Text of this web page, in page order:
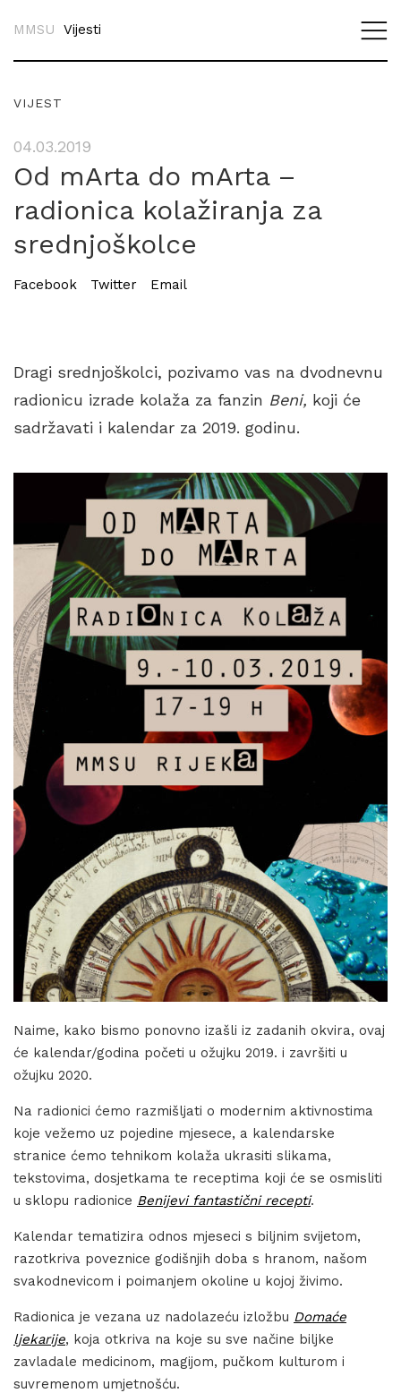
MMSU Vijesti
VIJEST
04.03.2019
Od mArta do mArta –
radionica kolažiranja za
srednjoškolce
Facebook Twitter Email
Dragi srednjoškolci, pozivamo vas na dvodnevnu
radionicu izrade kolaža za fanzin Beni, koji će
sadržavati i kalendar za 2019. godinu.
Naime, kako bismo ponovno izašli iz zadanih okvira, ovaj
će kalendar/godina početi u ožujku 2019. i završiti u
ožujku 2020.
Na radionici ćemo razmišljati o modernim aktivnostima
koje vežemo uz pojedine mjesece, a kalendarske
stranice ćemo tehnikom kolaža ukrasiti slikama,
tekstovima, dosjetkama te receptima koji će se osmisliti
u sklopu radionice Benijevi fantastični recepti.
Kalendar tematizira odnos mjeseci s biljnim svijetom,
razotkriva poveznice godišnjih doba s hranom, našom
svakodnevicom i poimanjem okoline u kojoj živimo.
Radionica je vezana uz nadolazeću izložbu Domaće
ljekarije, koja otkriva na koje su sve načine biljke
zavladale medicinom, magijom, pučkom kulturom i
suvremenom umjetnošću.